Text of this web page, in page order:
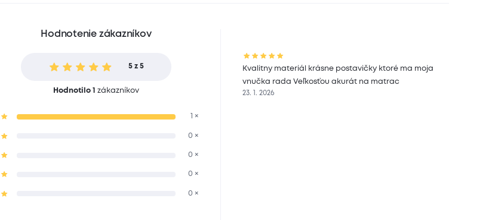
Hodnotenie zákazníkov
5 z 5
Hodnotilo 1 zákazníkov
1 ×
0 ×
0 ×
0 ×
0 ×
Kvalitny materiál krásne postavičky ktoré ma moja
vnučka rada Veľkosťou akurát na matrac
23. 1. 2026